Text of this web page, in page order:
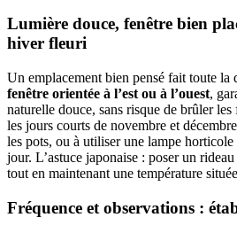
Lumière douce, fenêtre bien
hiver fleuri
Un emplacement bien pensé fait toute la
fenêtre orientée à l’est ou à l’ouest,
naturelle douce, sans risque de brûler
les jours courts de novembre et
les pots, ou à utiliser une lampe
jour. L’astuce japonaise : poser un
tout en maintenant une température
Fréquence et observations :